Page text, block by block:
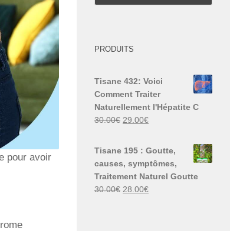
pour avoir
PRODUITS
Tisane 432: Voici
Comment Traiter
Naturellement l'Hépatite C
30.00€ Le
30.00€.
29.00€Le
est :
Tisane 195 : Goutte,
causes, symptômes,
Traitement Naturel Goutte
30.00€ Le
28.00€Le